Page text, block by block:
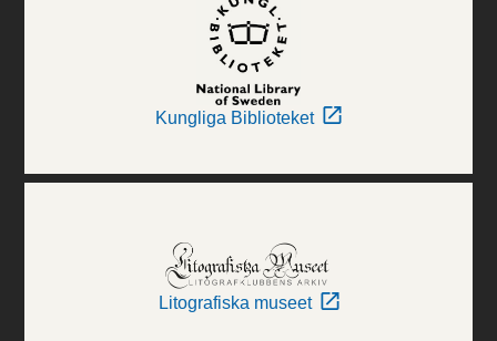
Kungliga Biblioteket
Litografiska museet